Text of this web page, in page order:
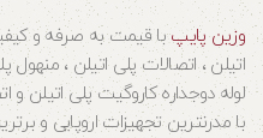
وزین پایپبا قیمت به صرفه و
اتیلن ، اتصالات پلی اتیلن ،
لوله دوجداره کاروگیت پلی اتیلن و
با مدرنترین تجهیزات اروپایی و